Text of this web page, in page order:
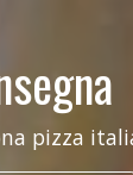
pizza